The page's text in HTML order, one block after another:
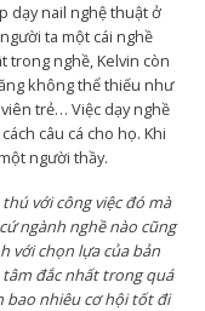
dạy nail nghệ thuật ở
ta một cái nghề
trong nghề, Kelvin còn
không thể thiếu như
trẻ… Việc dạy nghề
câu cá cho họ. Khi
người thầy.
với công việc đó mà
ngành nghề nào cũng
với chọn lựa của bản
đắc nhất trong quá
bao nhiêu cơ hội tốt đi